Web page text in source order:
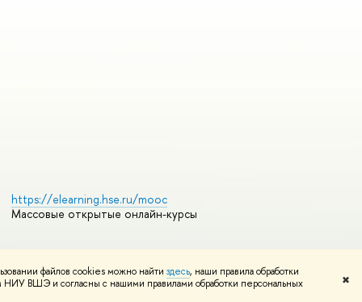
файлов cookies можно найти здесь, наши правила обработки
НИУ ВШЭ и согласны с нашими правилами обработки персональных
✖
https://elearning.hse.ru/mooc
Массовые открытые онлайн-курсы
Редактору